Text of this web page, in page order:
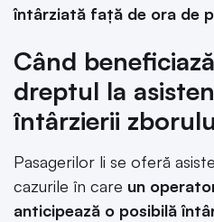
întârziată faţă de ora de
Când
dreptul la
întârzierii
Pasagerilor li se oferă
cazurile în care un
anticipează o posibilă